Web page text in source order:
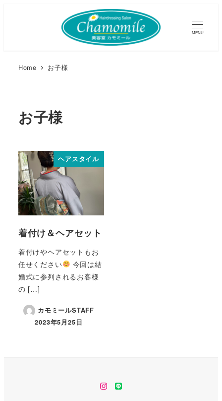
MENU
Home お子様
お子様
ヘアスタイル
着付け＆ヘアセット
着付けやヘアセットもお
任せください
今回は結
婚式に参列されるお客様
の […]
カモミールSTAFF
2023年5月25日
instagram
line